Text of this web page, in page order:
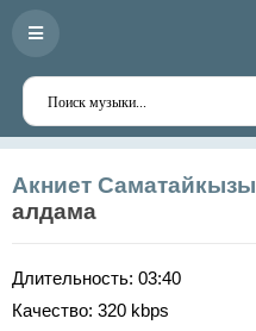
Акниет Саматайкызы
алдама
Длительность: 03:40
Качество: 320 kbps